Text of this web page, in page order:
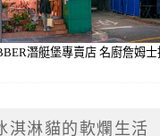
潛艇堡專賣店 名廚詹姆
淇淋貓的軟爛生活